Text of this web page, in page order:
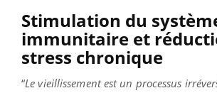
Stimulation du
immunitaire et
stress chronique
“Le vieillissement est un processus